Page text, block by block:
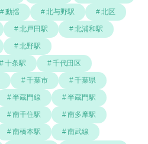
動揺 北与野駅 北区
北戸田駅 北浦和駅
北野駅
十条駅 千代田区
千葉市 千葉県
半蔵門線 半蔵門駅
南千住駅 南多摩駅
南橋本駅 南武線